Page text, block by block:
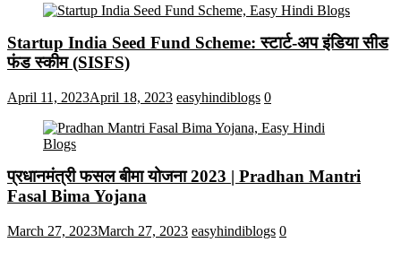
Startup India Seed Fund Scheme: स्टार्ट-अप इंडिया सीड
फंड स्कीम (SISFS)
April 11, 2023April 18, 2023 easyhindiblogs 0
प्रधानमंत्री फसल बीमा योजना 2023 | Pradhan Mantri
Fasal Bima Yojana
March 27, 2023March 27, 2023 easyhindiblogs 0